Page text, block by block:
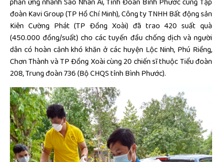
đoàn Kavi Group (TP Hồ Chí Minh), Công ty TNHH Bất động sản
Kiên Cường Phát (TP Đồng Xoài) đã trao 420 suất quà
(450.000 đồng/suất) cho các tuyến đầu chống dịch và người
dân có hoàn cảnh khó khăn ở các huyện Lộc Ninh, Phú Riềng,
Chơn Thành và TP Đồng Xoài cùng 20 chiến sĩ thuộc Tiểu đoàn
208, Trung đoàn 736 (Bộ CHQS tỉnh Bình Phước).